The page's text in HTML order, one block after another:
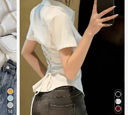
14